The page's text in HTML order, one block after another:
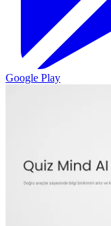
Google Play